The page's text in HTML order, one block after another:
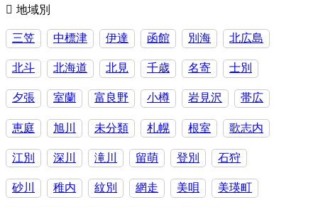
か
地域別
三笠 中標津 伊達 函館 別海 北広島
北斗 北海道 北見 千歳 名寄 士別
夕張 室蘭 富良野 小樽 岩見沢 帯広
恵庭 旭川 未分類 札幌 根室 歌志内
江別 深川 滝川 留萌 登別 石狩
砂川 稚内 紋別 網走 美唄 美瑛町